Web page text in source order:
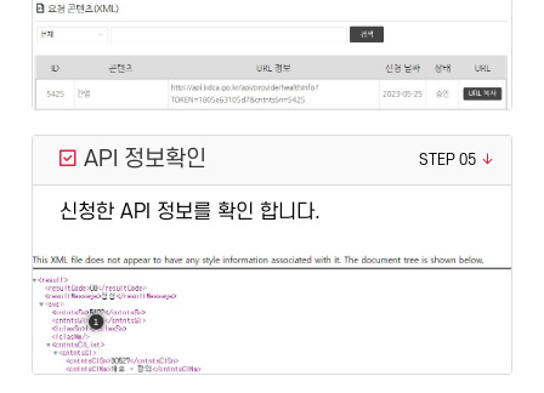
API 정보확인 STEP 05
신청한 API 정보를 확인 합니다.